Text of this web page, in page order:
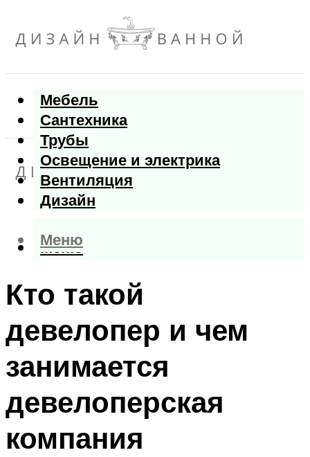
Мебель
Сантехника
Трубы
Освещение и электрика
Вентиляция
Дизайн
Меню
Меню
Кто такой
девелопер и чем
занимается
девелоперская
компания